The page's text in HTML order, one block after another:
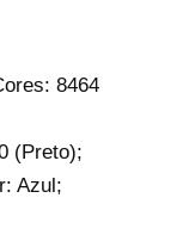
8464
(Preto);
Azul;